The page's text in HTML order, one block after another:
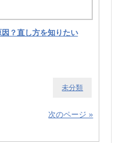
？直し方を知りたい
未分類
次のページ »